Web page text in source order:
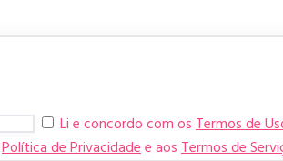
Li e concordo com osTermos de
Política de Privacidadee aosTermos de